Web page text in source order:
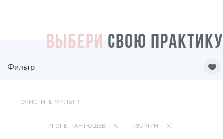
ВЫБЕРИ СВОЮ ПРАКТИКУ
Фильтр
ОЧИСТИТЬ ФИЛЬТР
ИГОРЬ ПАНТЮШЕВ ~90 МИН